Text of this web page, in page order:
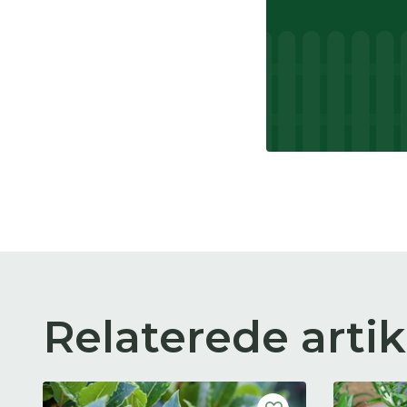
Relaterede